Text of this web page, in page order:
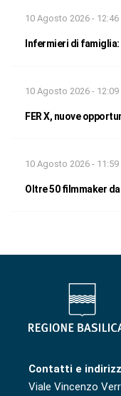
10 Agosto 2026 - 12:46
Infermieri di
10 Agosto 2026 - 12:09
FER X, nuove
10 Agosto 2026 - 11:59
Oltre 50 filmmaker
Contatti e
Viale Vincenzo